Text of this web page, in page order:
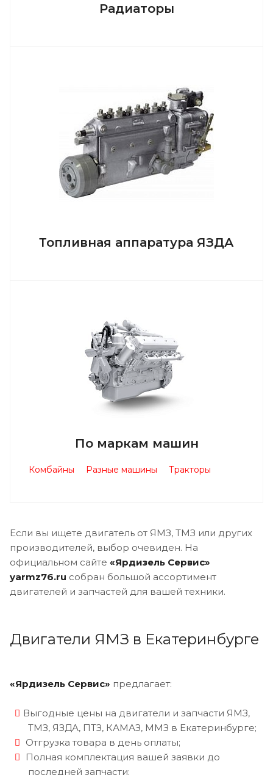
Радиаторы
Топливная аппаратура ЯЗДА
По маркам машин
Комбайны Разные машины Тракторы
Если вы ищете двигатель от ЯМЗ, ТМЗ или других
производителей, выбор очевиден. На
официальном сайте «Ярдизель Сервис»
yarmz76.ru собран большой ассортимент
двигателей и запчастей для вашей техники.
Двигатели ЯМЗ в Екатеринбурге
«Ярдизель Сервис» предлагает:
Выгодные цены на двигатели и запчасти ЯМЗ,
ТМЗ, ЯЗДА, ПТЗ, КАМАЗ, ММЗ в Екатеринбурге;
Отгрузка товара в день оплаты;
Полная комплектация вашей заявки до
последней запчасти;